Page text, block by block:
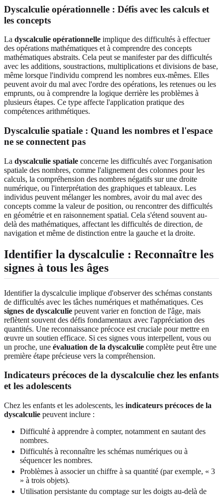
Dyscalculie opérationnelle : Défis avec les calculs et
les concepts
La dyscalculie opérationnelle implique des difficultés à effectuer
des opérations mathématiques et à comprendre des concepts
mathématiques abstraits. Cela peut se manifester par des difficultés
avec les additions, soustractions, multiplications et divisions de base,
même lorsque l'individu comprend les nombres eux-mêmes. Elles
peuvent avoir du mal avec l'ordre des opérations, les retenues ou les
emprunts, ou à comprendre la logique derrière les problèmes à
plusieurs étapes. Ce type affecte l'application pratique des
compétences arithmétiques.
Dyscalculie spatiale : Quand les nombres et l'espace
ne se connectent pas
La dyscalculie spatiale concerne les difficultés avec l'organisation
spatiale des nombres, comme l'alignement des colonnes pour les
calculs, la compréhension des nombres négatifs sur une droite
numérique, ou l'interprétation des graphiques et tableaux. Les
individus peuvent mélanger les nombres, avoir du mal avec des
concepts comme la valeur de position, ou rencontrer des difficultés
en géométrie et en raisonnement spatial. Cela s'étend souvent au-
delà des mathématiques, affectant les difficultés de direction, de
navigation et même de distinction entre la gauche et la droite.
Identifier la dyscalculie : Reconnaître les
signes à tous les âges
Identifier la dyscalculie implique d'observer des schémas constants
de difficultés avec les tâches numériques et mathématiques. Ces
signes de dyscalculie peuvent varier en fonction de l'âge, mais
reflètent souvent des défis fondamentaux avec l'appréciation des
quantités. Une reconnaissance précoce est cruciale pour mettre en
œuvre un soutien efficace. Si ces signes vous interpellent, vous ou
un proche, une évaluation de la dyscalculie complète peut être une
première étape précieuse vers la compréhension.
Indicateurs précoces de la dyscalculie chez les enfants
et les adolescents
Chez les enfants et les adolescents, les indicateurs précoces de la
dyscalculie peuvent inclure :
Difficulté à apprendre à compter, notamment en sautant des
nombres.
Difficultés à reconnaître les schémas numériques ou à
séquencer les nombres.
Problèmes à associer un chiffre à sa quantité (par exemple, « 3
» à trois objets).
Utilisation persistante du comptage sur les doigts au-delà de